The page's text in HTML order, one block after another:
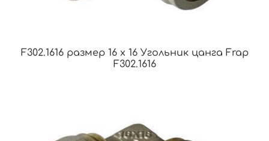
F302.1616 размер 16 x 16 Угольник цанга Frap
F302.1616